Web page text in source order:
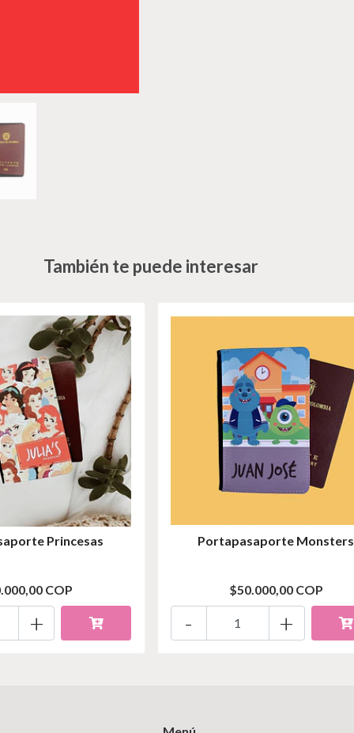
También te puede interesar
Princesas
COP
+
Portapasaporte Monsters
$50.000,00 COP
+
-